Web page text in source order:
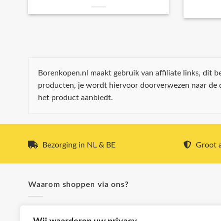
Borenkopen.nl maakt gebruik van affiliate links, dit
producten, je wordt hiervoor doorverwezen naar de
het product aanbiedt.
Bezorging in NL & BE Groot
Waarom shoppen via ons?